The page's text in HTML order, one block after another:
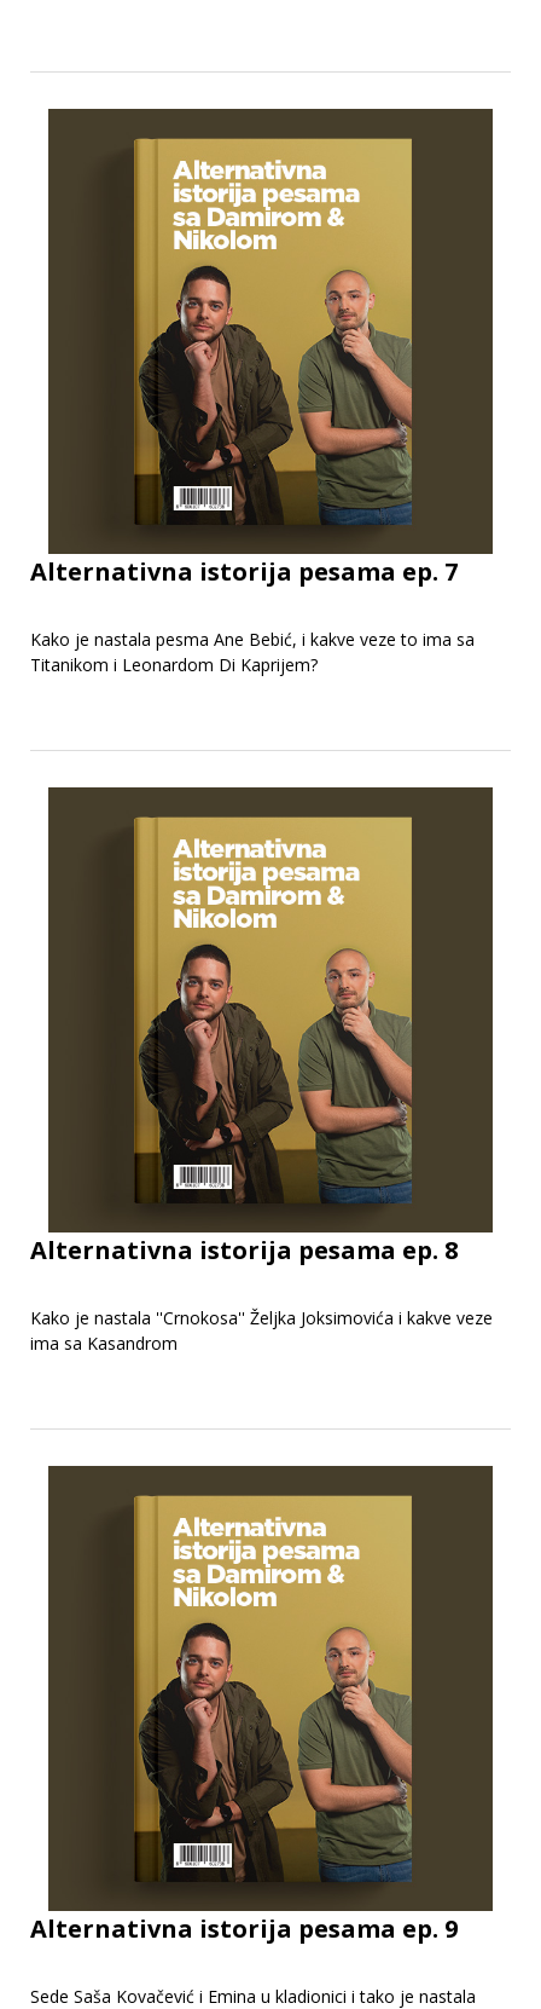
Alternativna istorija pesama ep. 7
Kako je nastala pesma Ane Bebić, i kakve veze to ima sa
Titanikom i Leonardom Di Kaprijem?
Alternativna istorija pesama ep. 8
Kako je nastala ''Crnokosa'' Željka Joksimovića i kakve veze
ima sa Kasandrom
Alternativna istorija pesama ep. 9
Sede Saša Kovačević i Emina u kladionici i tako je nastala